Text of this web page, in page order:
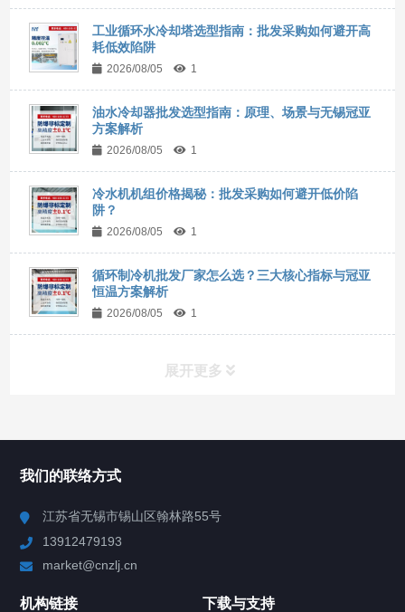
工业循环水冷却塔选型指南：批发采购如何避开高
耗低效陷阱
2026/08/05 1
油水冷却器批发选型指南：原理、场景与无锡冠亚
方案解析
2026/08/05 1
冷水机机组价格揭秘：批发采购如何避开低价陷
阱？
2026/08/05 1
循环制冷机批发厂家怎么选？三大核心指标与冠亚
恒温方案解析
2026/08/05 1
展开更多
Chiller高精度制冷循环器
我们的联络方式
江苏省无锡市锡山区翰林路55号
13912479193
market@cnzlj.cn
机构链接 下载与支持